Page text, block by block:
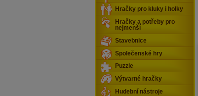
Hračky pro kluky i holky
Hračky a potřeby pro
nejmenší
Stavebnice
Společenské hry
Puzzle
Výtvarné hračky
Hudební nástroje